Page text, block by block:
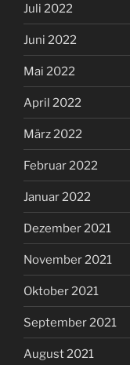
Juli 2022
Juni 2022
Mai 2022
April 2022
März 2022
Februar 2022
Januar 2022
Dezember 2021
November 2021
Oktober 2021
September 2021
August 2021